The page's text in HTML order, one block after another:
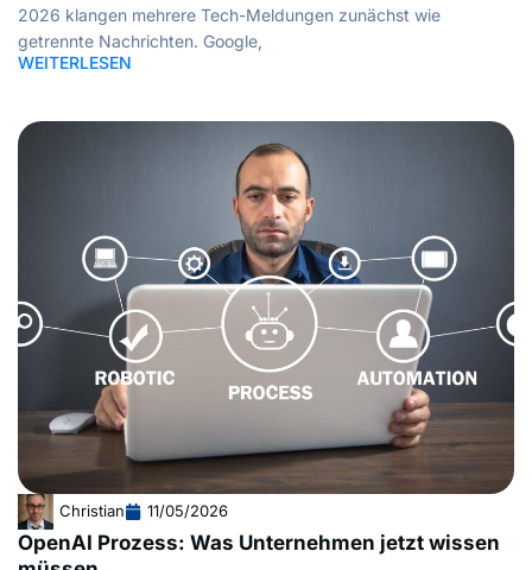
2026 klangen mehrere Tech-Meldungen zunächst wie
getrennte Nachrichten. Google,
WEITERLESEN
Christian 11/05/2026
OpenAI Prozess: Was Unternehmen jetzt wissen